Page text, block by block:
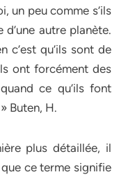
un peu comme s’ils
d’une autre planète.
c’est qu’ils sont de
ont forcément des
ce qu’ils font
Buten, H.
plus détaillée, il
ce terme signifie